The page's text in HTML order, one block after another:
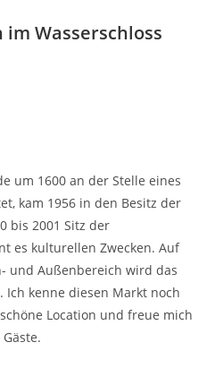
Wasserschloss
um 1600 an der Stelle eines
kam 1956 in den Besitz der
bis 2001 Sitz der
es kulturellen Zwecken. Auf
und Außenbereich wird das
kenne diesen Markt noch
Location und freue mich